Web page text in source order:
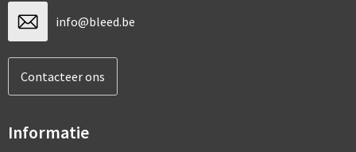
info@bleed.be
Contacteer ons
Informatie